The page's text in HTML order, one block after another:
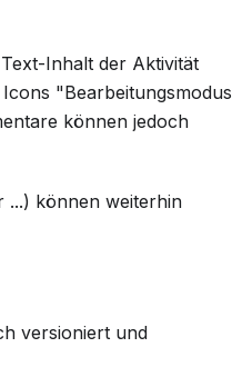
Inhalt der Aktivität
"Bearbeitungsmodus
können jedoch
...) können weiterhin
versioniert und